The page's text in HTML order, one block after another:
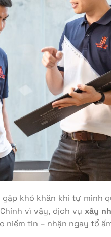
gặp khó khăn khi tự mình
vì vậy, dịch vụxây
niềm tin – nhận ngay tổ